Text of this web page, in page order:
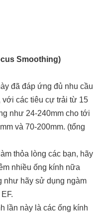
Smoothing)
đã đáp ứng đủ nhu cầu
các tiêu cự trải từ 15
như 24-240mm cho tới
và 70-200mm. (tổng
thỏa lòng các bạn, hãy
nhiều ống kính nữa
như hãy sử dụng ngàm
lần này là các ống kính